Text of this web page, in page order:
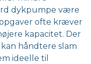
dykpumpe være
ofte kræver
kapacitet. Der
håndtere slam
ideelle til